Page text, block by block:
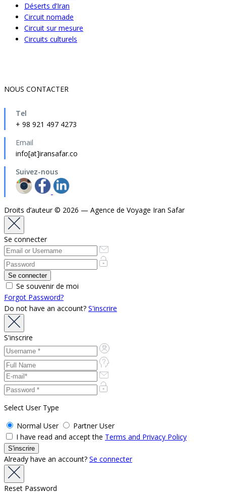
Déserts d’Iran
Circuit nomade
Circuit sur mesure
Circuits culturels
NOUS CONTACTER
Tel
+ 98 921 497 4273
Email
info[at]iransafar.co
Suivez-nous
Droits d’auteur © 2026 — Agence de Voyage Iran Safar
Se connecter
Se souvenir de moi
Forgot Password?
Do not have an account? S'inscrire
S'inscrire
Select User Type
Normal User
Partner User
I have read and accept the Terms and Privacy Policy
Already have an account? Se connecter
Reset Password